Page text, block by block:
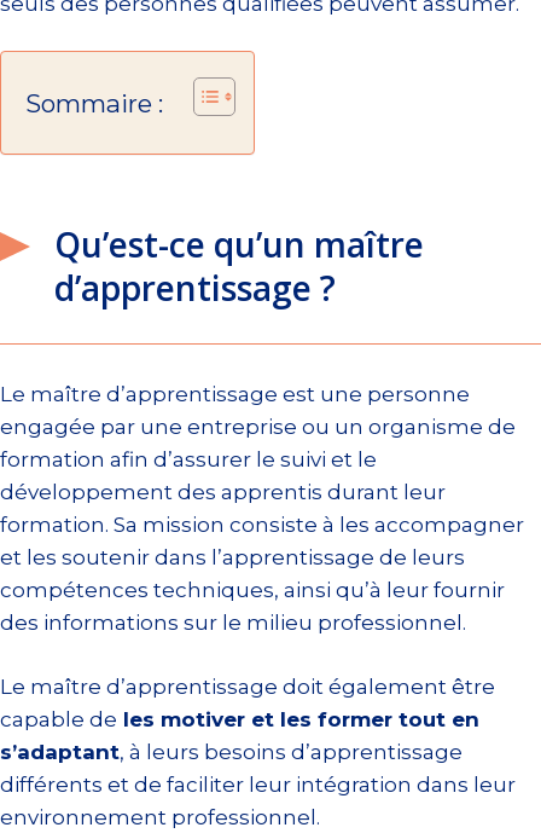
Sommaire :
Qu’est-ce qu’un maître
d’apprentissage ?
Le maître d’apprentissage est une personne
engagée par une entreprise ou un organisme de
formation afin d’assurer le suivi et le
développement des apprentis durant leur
formation. Sa mission consiste à les accompagner
et les soutenir dans l’apprentissage de leurs
compétences techniques, ainsi qu’à leur fournir
des informations sur le milieu professionnel.
Le maître d’apprentissage doit également être
capable de les motiver et les former tout en
s’adaptant, à leurs besoins d’apprentissage
différents et de faciliter leur intégration dans leur
environnement professionnel.